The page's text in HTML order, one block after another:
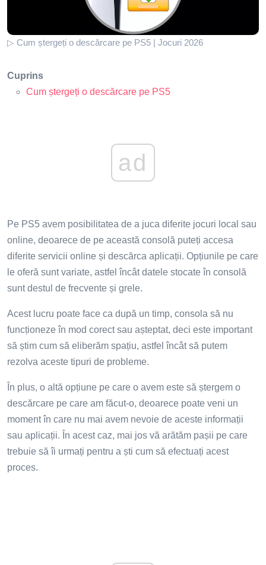
▷ Cum ștergeți o descărcare pe PS5 | Jocuri 2026
Cuprins
Cum ștergeți o descărcare pe PS5
ad
Pe PS5 avem posibilitatea de a juca diferite jocuri local sau
online, deoarece de pe această consolă puteți accesa
diferite servicii online și descărca aplicații. Opțiunile pe care
le oferă sunt variate, astfel încât datele stocate în consolă
sunt destul de frecvente și grele.
Acest lucru poate face ca după un timp, consola să nu
funcționeze în mod corect sau așteptat, deci este important
să știm cum să eliberăm spațiu, astfel încât să putem
rezolva aceste tipuri de probleme.
În plus, o altă opțiune pe care o avem este să ștergem o
descărcare pe care am făcut-o, deoarece poate veni un
moment în care nu mai avem nevoie de aceste informații
sau aplicații. În acest caz, mai jos vă arătăm pașii pe care
trebuie să îi urmați pentru a ști cum să efectuați acest
proces.